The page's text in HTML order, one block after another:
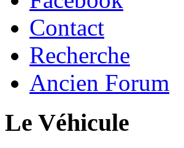
Contact
Recherche
Ancien Forum
Le Véhicule